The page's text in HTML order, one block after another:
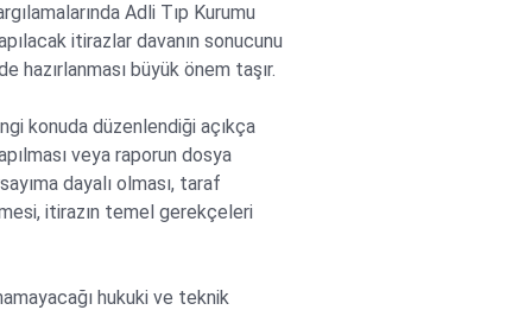
Adli Tıp Kurumu
itirazlar davanın sonucunu
büyük önem taşır.
konuda düzenlendiği açıkça
veya raporun dosya
dayalı olması, taraf
itirazın temel gerekçeleri
hukuki ve teknik